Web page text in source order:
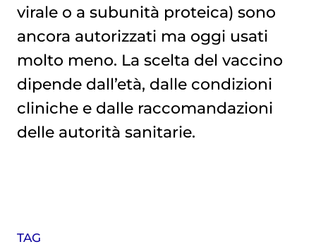
TAG
virale o a subunità proteica) sono
ancora autorizzati ma oggi usati
molto meno. La scelta del vaccino
dipende dall’età, dalle condizioni
cliniche e dalle raccomandazioni
delle autorità sanitarie.